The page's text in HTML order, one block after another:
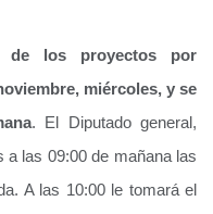
de los proyectos por
miércoles, y se
. El Diputado general,
a las 09:00 de mañana las
A las 10:00 le tomará el